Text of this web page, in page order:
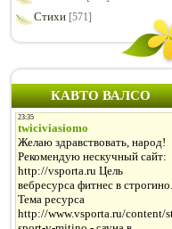
Стихи [571]
КАВТО ВАЛСО